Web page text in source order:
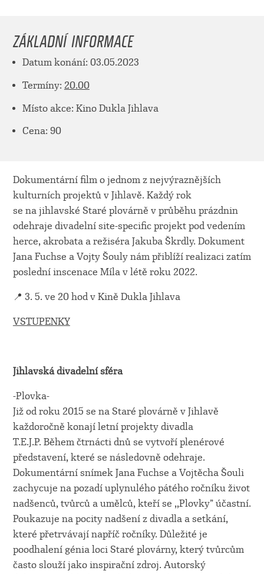
ZÁKLADNÍ INFORMACE
Datum konání: 03.05.2023
Termíny: 20.00
Místo akce: Kino Dukla Jihlava
Cena: 90
Dokumentární film o jednom z nejvýraznějších
kulturních projektů v Jihlavě. Každý rok
se na jihlavské Staré plovárně v průběhu prázdnin
odehraje divadelní site-specific projekt pod vedením
herce, akrobata a režiséra Jakuba Škrdly. Dokument
Jana Fuchse a Vojty Šouly nám přiblíží realizaci zatím
poslední inscenace Míla v létě roku 2022.
📍 3. 5. ve 20 hod v Kině Dukla Jihlava
VSTUPENKY
Jihlavská divadelní sféra
-Plovka-
Již od roku 2015 se na Staré plovárně v Jihlavě
každoročně konají letní projekty divadla
T.E.J.P. Během čtrnácti dnů se vytvoří plenérové
představení, které se následovně odehraje.
Dokumentární snímek Jana Fuchse a Vojtěcha Šouli
zachycuje na pozadí uplynulého pátého ročníku život
nadšenců, tvůrců a umělců, kteří se ,,Plovky” účastní.
Poukazuje na pocity nadšení z divadla a setkání,
které přetrvávají napříč ročníky. Důležité je
poodhalení génia loci Staré plovárny, který tvůrcům
často slouží jako inspirační zdroj. Autorský